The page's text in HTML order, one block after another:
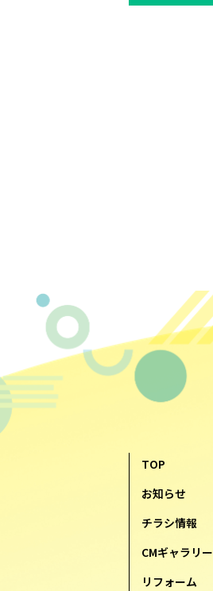
TOP
お知らせ
チラシ情報
CMギャラリー
リフォーム